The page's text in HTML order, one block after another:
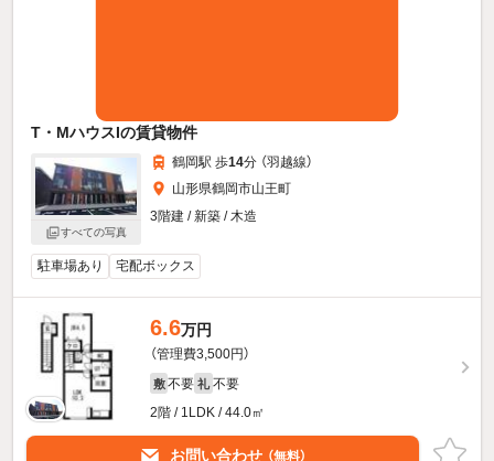
T・MハウスIの賃貸物件
すべての写真
鶴岡駅 歩14分 （羽越線）
山形県鶴岡市山王町
3階建 / 新築 / 木造
駐車場あり 宅配ボックス
6.6万円
（管理費3,500円）
敷 不要 礼 不要
2階 / 1LDK / 44.0㎡
お問い合わせ （無料）